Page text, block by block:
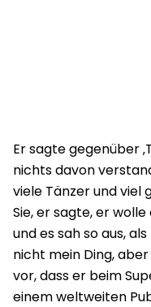
Er sagte gegenüber
nichts davon
viele Tänzer und viel
Sie, er sagte, er
und es sah so aus,
nicht mein Ding,
vor, dass er beim
einem weltweiten